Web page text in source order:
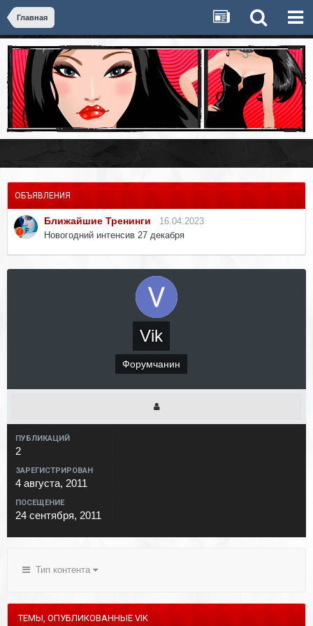
Главная
ОБЪЯВЛЕНИЯ
Ближайшие Тренинги
16.04.2023
Новогодний интенсив 27 декабря
Vik
Форумчанин
ПУБЛИКАЦИЙ
2
ЗАРЕГИСТРИРОВАН
4 августа, 2011
ПОСЕЩЕНИЕ
24 сентября, 2011
Тип контента
ТЕМЫ, ОПУБЛИКОВАННЫЕ VIK